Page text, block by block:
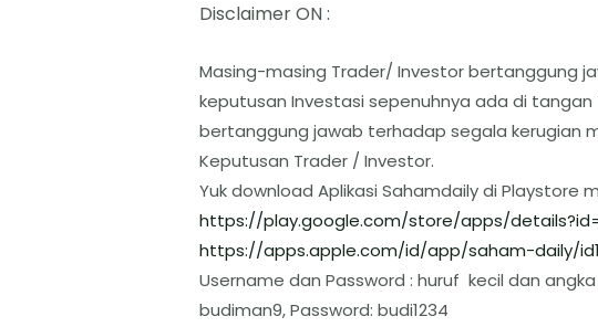
Disclaimer ON :
Masing-masing Trader/ Investor bertanggung
keputusan Investasi sepenuhnya ada di
bertanggung jawab terhadap segala kerugian
Keputusan Trader / Investor.
Yuk download Aplikasi Sahamdaily di Playstore
https://play.google.com/store/apps/
https://apps.apple.com/id/app/saham-daily/
Username dan Password : huruf kecil dan
budiman9, Password: budi1234